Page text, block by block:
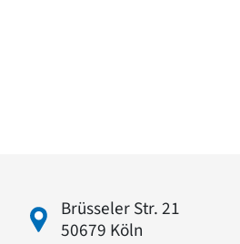
Brüsseler Str. 21
50679 Köln